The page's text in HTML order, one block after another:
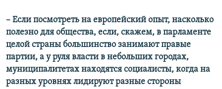
–​ Если посмотреть на европейский опыт, насколько
полезно для общества, если, скажем, в парламенте
целой страны большинство занимают правые
партии, а у руля власти в небольших городах,
муниципалитетах находятся социалисты, когда на
разных уровнях лидируют разные стороны